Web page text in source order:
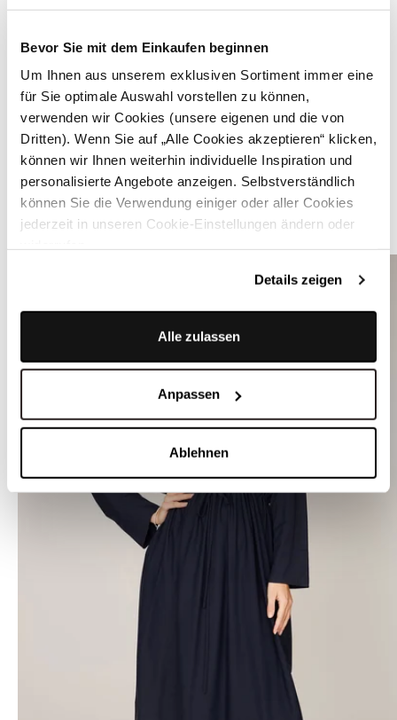
Bevor Sie mit dem Einkaufen beginnen
Um Ihnen aus unserem exklusiven Sortiment immer eine
für Sie optimale Auswahl vorstellen zu können,
verwenden wir Cookies (unsere eigenen und die von
Dritten). Wenn Sie auf „Alle Cookies akzeptieren“ klicken,
können wir Ihnen weiterhin individuelle Inspiration und
personalisierte Angebote anzeigen. Selbstverständlich
können Sie die Verwendung einiger oder aller Cookies
jederzeit in unseren Cookie-Einstellungen ändern oder
Details zeigen
Alle zulassen
Anpassen
Ablehnen
ÄHNLICHE STYLES